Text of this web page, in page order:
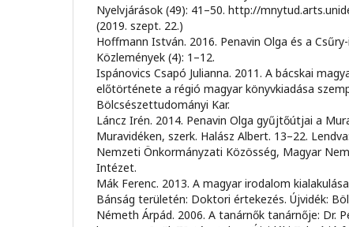
Nyelvjárások (49): 41–50. http://
(2019. szept. 22.)
Hoffmann István. 2016. Penavin Olga és a
Közlemények (4): 1–12.
Ispánovics Csapó Julianna. 2011. A bácskai
előtörténete a régió magyar könyvkiadása
Bölcsészettudományi Kar.
Láncz Irén. 2014. Penavin Olga gyűjtőútjai a
Muravidéken, szerk. Halász Albert. 13–22.
Nemzeti Önkormányzati Közösség, Magyar
Intézet.
Mák Ferenc. 2013. A magyar irodalom
Bánság területén: Doktori értekezés. Újvidék:
Németh Árpád. 2006. A tanárnők tanárnője: Dr.